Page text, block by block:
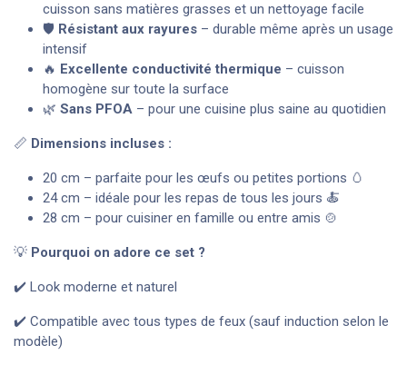
cuisson sans matières grasses et un nettoyage facile
🛡️ Résistant aux rayures – durable même après un usage
intensif
🔥 Excellente conductivité thermique – cuisson
homogène sur toute la surface
🌿 Sans PFOA – pour une cuisine plus saine au quotidien
📏 Dimensions incluses :
20 cm – parfaite pour les œufs ou petites portions 🥚
24 cm – idéale pour les repas de tous les jours 🍝
28 cm – pour cuisiner en famille ou entre amis 🍲
💡 Pourquoi on adore ce set ?
✔️ Look moderne et naturel
✔️ Compatible avec tous types de feux (sauf induction selon le
modèle)